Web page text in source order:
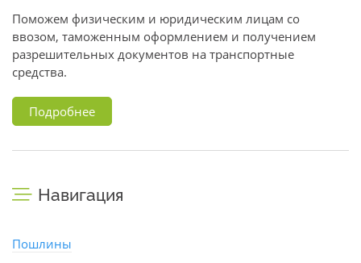
Поможем физическим и юридическим лицам со
ввозом, таможенным оформлением и получением
разрешительных документов на транспортные
средства.
Подробнее
Навигация
Пошлины